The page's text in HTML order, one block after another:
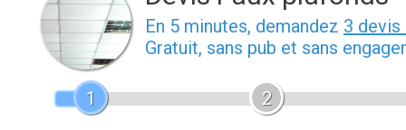
En 5 minutes, demandez 3
Gratuit, sans pub et sans
1 2